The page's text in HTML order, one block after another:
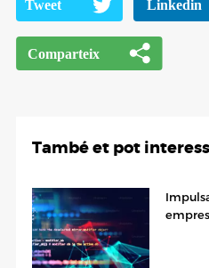
També et pot